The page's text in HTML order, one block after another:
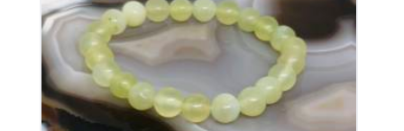
Bracelet Jade Elastique
15€